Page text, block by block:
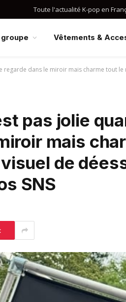
Toute l'actualité K-pop en
groupe Vêtements &
regarde dans le miroir mais charme tout
pas jolie
mais
de
SNS